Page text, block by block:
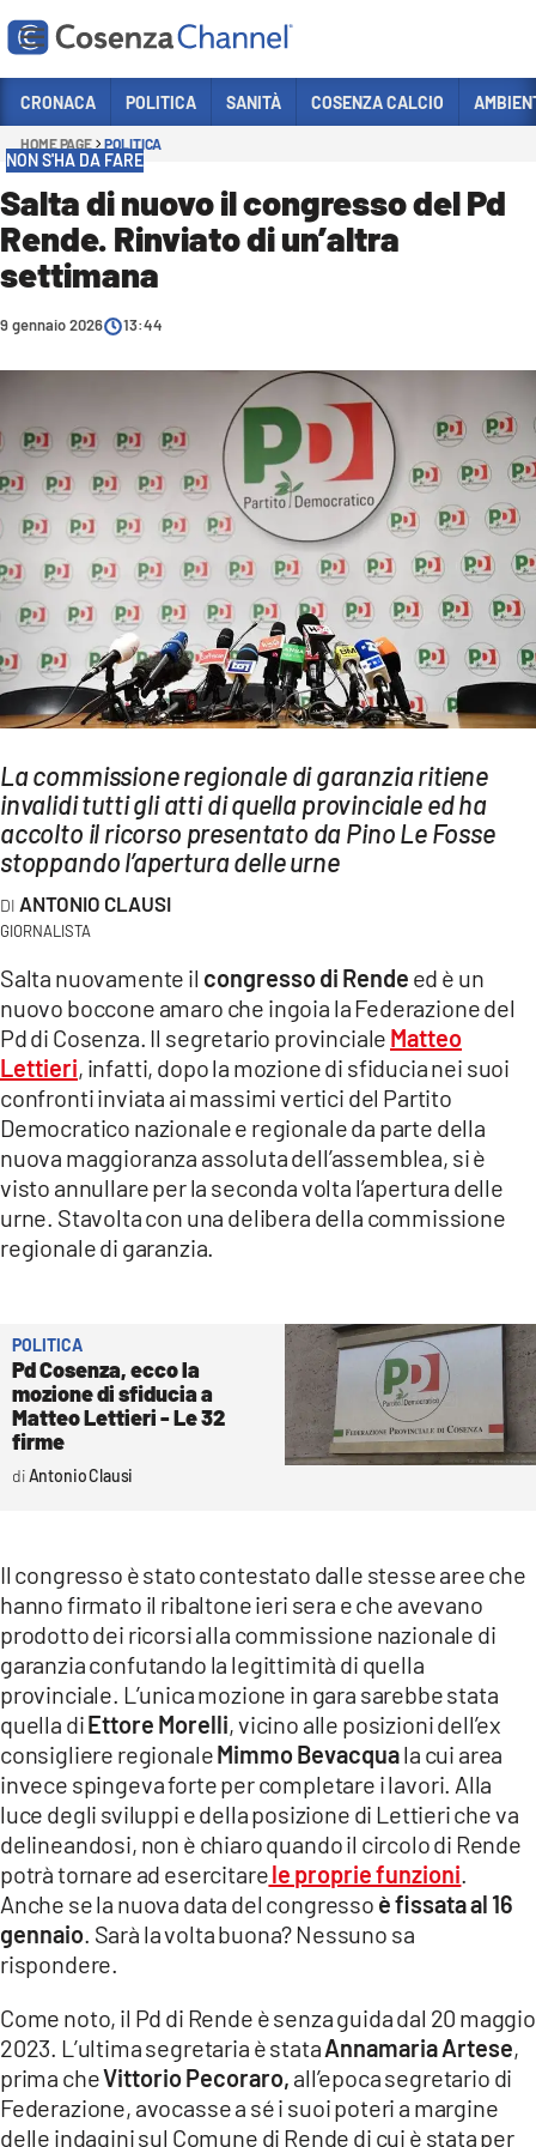
Sezioni
CRONACA
POLITICA
COSENZA CALCIO
ECONOMIA E LAVORO
SPORT
CULTURA
AMBIENTE
Streaming
LAC TV
LAC NETWORK
LAC ONAIR
LaC
Network
LACPLAY.IT
LACTV.IT
LACITYMAG.IT
ILREGGINO.IT
COSENZACHANNEL.IT
ILVIBONESE.IT
CATANZAROCHANNEL.IT
LACAPITALENEWS.IT
APPLE
CRONACA POLITICA SANITÀ COSENZA CALCIO
HOME PAGE POLITICA
NON S'HA DA FARE
Salta di nuovo il congresso del Pd
Rende. Rinviato di un’altra
settimana
9 gennaio 2026 13:44
La commissione regionale di garanzia ritiene
invalidi tutti gli atti di quella provinciale ed ha
accolto il ricorso presentato da Pino Le Fosse
stoppando l’apertura delle urne
ANTONIO CLAUSI
GIORNALISTA
Salta nuovamente il congresso di Rende ed è un
nuovo boccone amaro che ingoia la Federazione del
Pd di Cosenza. Il segretario provinciale Matteo
Lettieri, infatti, dopo la mozione di sfiducia nei suoi
confronti inviata ai massimi vertici del Partito
Democratico nazionale e regionale da parte della
nuova maggioranza assoluta dell’assemblea, si è
visto annullare per la seconda volta l’apertura delle
urne. Stavolta con una delibera della commissione
regionale di garanzia.
POLITICA
Pd Cosenza, ecco la
mozione di sfiducia a
Matteo Lettieri - Le 32
firme
Antonio Clausi
Il congresso è stato contestato dalle stesse aree che
hanno firmato il ribaltone ieri sera e che avevano
prodotto dei ricorsi alla commissione nazionale di
garanzia confutando la legittimità di quella
provinciale. L’unica mozione in gara sarebbe stata
quella diEttore Morelli, vicino alle posizioni dell’ex
consigliere regionaleMimmo Bevacquala cui area
invece spingeva forte per completare i lavori. Alla
luce degli sviluppi e della posizione di Lettieri che va
delineandosi, non è chiaro quando il circolo di Rende
potrà tornare ad esercitarele proprie funzioni.
Anche se la nuova data del congresso è fissata al 16
gennaio. Sarà la volta buona? Nessuno sa
rispondere.
Come noto, il Pd di Rende è senza guida dal 20 maggio
2023. L’ultima segretaria è stataAnnamaria Artese,
prima cheVittorio Pecoraro, all’epoca segretario di
Federazione, avocasse a sé i suoi poteri a margine
delle indagini sul Comune di Rende di cui è stata per